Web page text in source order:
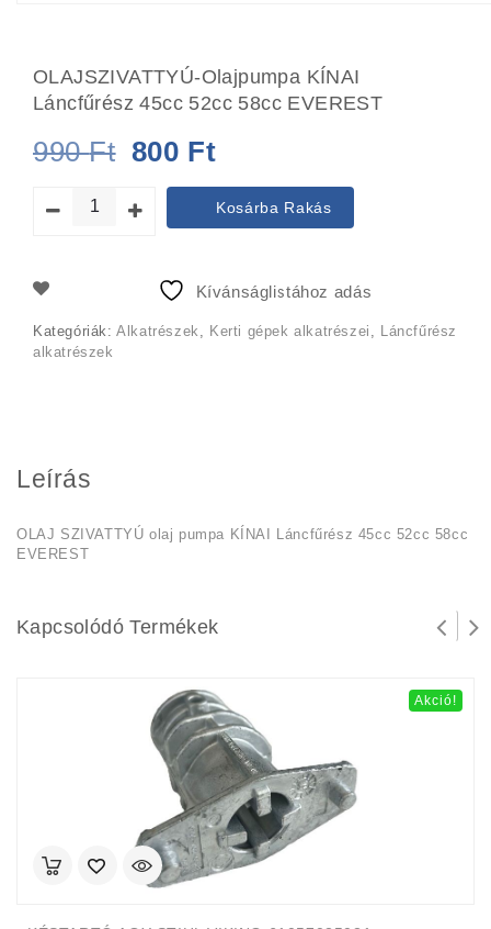
OLAJSZIVATTYÚ-Olajpumpa KÍNAI
Láncfűrész 45cc 52cc 58cc EVEREST
990Ft Original
price
was:
990 Ft.
800 Ft
price
is:
Kosárba Rakás
Kívánságlistához adás
Kategóriák:Alkatrészek Kerti gépek alkatrészei
Láncfűrész
alkatrészek
Leírás
OLAJ SZIVATTYÚ olaj pumpa KÍNAI Láncfűrész 45cc 52cc 58cc
EVEREST
Kapcsolódó Termékek
Akció!